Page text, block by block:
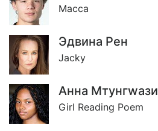
Macca
Эдвина Рен
Jacky
Анна Мтунгwази
Girl Reading Poem